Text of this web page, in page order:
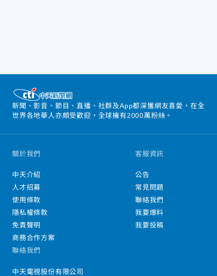
新聞、影音、節目、直播、社群及App都深獲網友喜愛，在全
世界各地華人亦頗受歡迎，全球擁有2000萬粉絲。
關於我們
中天介紹
人才招募
使用條款
隱私權條款
免責聲明
商務合作方案
客服資訊
公告
常見問題
聯絡我們
我要爆料
我要投稿
聯絡我們
中天電視股份有限公司